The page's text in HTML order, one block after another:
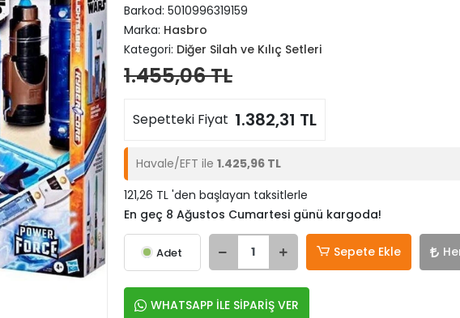
Barkod: 5010996319159
Marka: Hasbro
Kategori: Diğer Silah ve Kılıç Setleri
1.455,06 TL
Sepetteki Fiyat 1.382,31 TL
Havale/EFT ile 1.425,96 TL
121,26 TL 'den başlayan taksitlerle
En geç 8 Ağustos Cumartesi günü kargoda!
Adet Sepete Ekle
WHATSAPP İLE SİPARİŞ VER